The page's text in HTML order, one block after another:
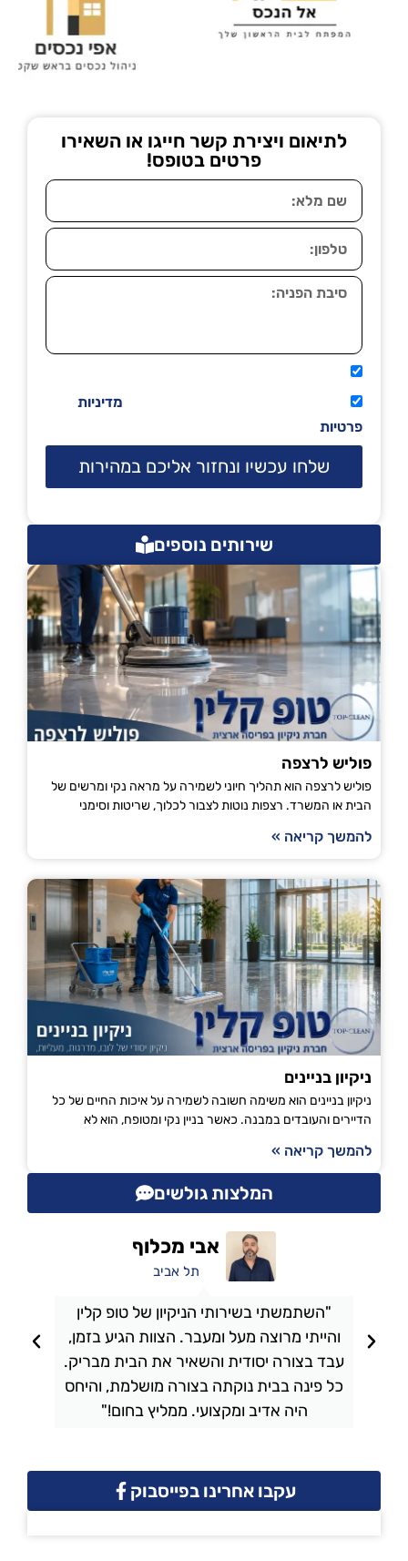
לתיאום ויצירת קשר חייגו או השאירו
פרטים בטופס!
מדיניות
פרטיות
שלחו עכשיו ונחזור אליכם במהירות
שירותים נוספים
פוליש לרצפה
פוליש לרצפה הוא תהליך חיוני לשמירה על מראה נקי ומרשים של
הבית או המשרד. רצפות נוטות לצבור לכלוך, שריטות וסימני
להמשך קריאה »
ניקיון בניינים
ניקיון בניינים הוא משימה חשובה לשמירה על איכות החיים של כל
הדיירים והעובדים במבנה. כאשר בניין נקי ומטופח, הוא לא
להמשך קריאה »
המלצות גולשים
"השתמשתי בשירותי הניקיון של טופ קלין
והייתי מרוצה מעל ומעבר. הצוות הגיע בזמן,
עבד בצורה יסודית והשאיר את הבית מבריק.
כל פינה בבית נוקתה בצורה מושלמת, והיחס
היה אדיב ומקצועי. ממליץ בחום!"
אבי מכלוף
תל אביב
עקבו אחרינו בפייסבוק